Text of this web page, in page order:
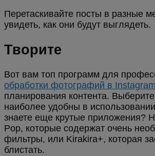
Перетаскивайте посты в разные
увидеть, как они будут выглядеть.
Творите
Вот вам топ программ для
обработки фотографий в Instagram
планирования контента.
наиболее удобны в
знаете еще крутые приложения?
Pop, которые содержат очень
фильтры, или Kirakira+, которая
блистать.